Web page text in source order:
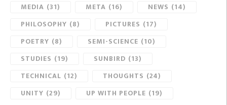
MEDIA (31) META (16) NEWS (14)
PHILOSOPHY (8) PICTURES (17)
POETRY (8) SEMI-SCIENCE (10)
STUDIES (19) SUNBIRD (13)
TECHNICAL (12) THOUGHTS (24)
UNITY (29) UP WITH PEOPLE (19)